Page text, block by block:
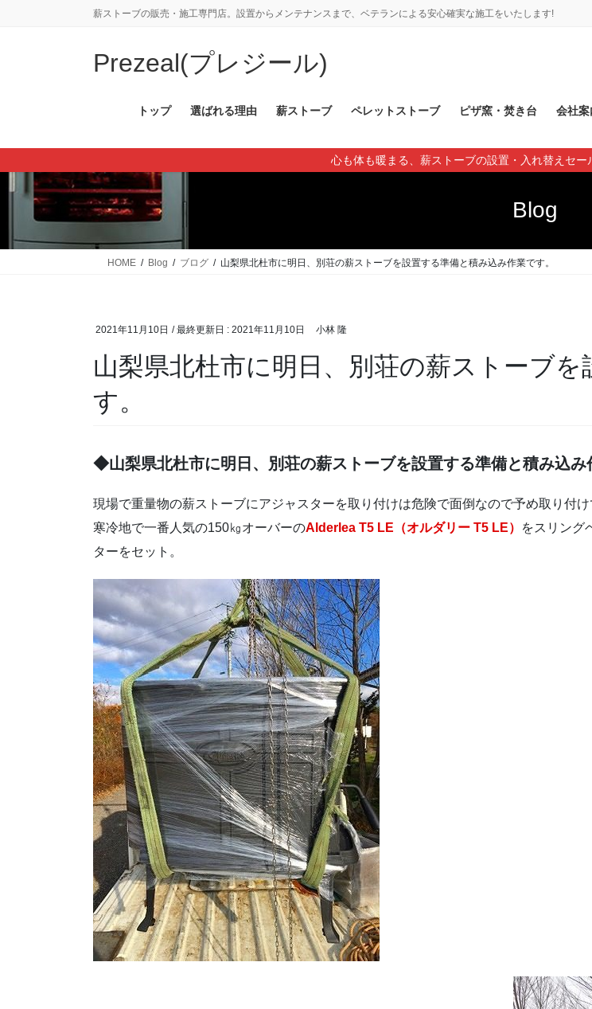
薪ストーブの販売・施工専門店。設置からメンテナンスまで、ベテランによる安心確実な施工をいたします!
Prezeal(プレジール)
トップ 選ばれる理由 薪ストーブ ペレットストーブ ピザ窯・焚き台 会社案
心も体も暖まる、薪ストーブの設置・入れ替えセー
Blog
HOME Blog ブログ 山梨県北杜市に明日、別荘の薪ストーブを設置する準備と積み込み作業です。
2021年11月10日 / 最終更新日 : 2021年11月10日 小林 隆
山梨県北杜市に明日、別荘の薪ストーブ
す。
◆山梨県北杜市に明日、別荘の薪ストーブを設置する準備と積み込み
現場で重量物の薪ストーブにアジャスターを取り付けは危険で面倒なので予め取り付け
寒冷地で一番人気の150㎏オーバーのAlderlea T5 LE（オルダリー T5 LE）
をスリング
ターをセット。